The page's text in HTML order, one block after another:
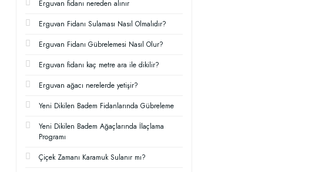
Erguvan fidanı nereden alınır
Erguvan Fidanı Sulaması Nasıl Olmalıdır?
Erguvan Fidanı Gübrelemesi Nasıl Olur?
Erguvan fidanı kaç metre ara ile dikilir?
Erguvan ağacı nerelerde yetişir?
Yeni Dikilen Badem Fidanlarında Gübreleme
Yeni Dikilen Badem Ağaçlarında İlaçlama
Programı
Çiçek Zamanı Karamuk Sulanır mı?